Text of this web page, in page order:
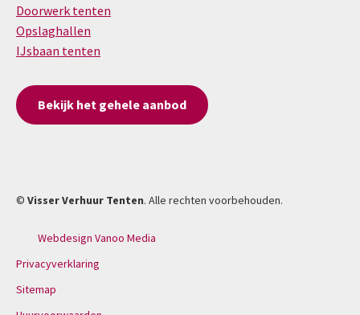
Doorwerk tenten
Opslaghallen
IJsbaan tenten
Bekijk het gehele aanbod
© Visser Verhuur Tenten. Alle rechten voorbehouden.
Webdesign Vanoo Media
Privacyverklaring
Sitemap